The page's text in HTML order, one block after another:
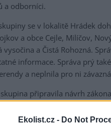
Ekolist.cz - Do Not
a odborníci.
se v lokalitě Hrádek
a obce Cejle, Milíčov,
vysočina a Čistá Rohozná.
informace. Správa prý
a neplnila pro ni
připravila návrh
významně mění postup
která si vždy vyžádá
pokrok, kterého se dosáhlo ve